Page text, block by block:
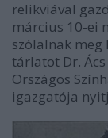
relikviával
március 10-ei
szólalnak meg
tárlatot Dr.
Országos
igazgatója